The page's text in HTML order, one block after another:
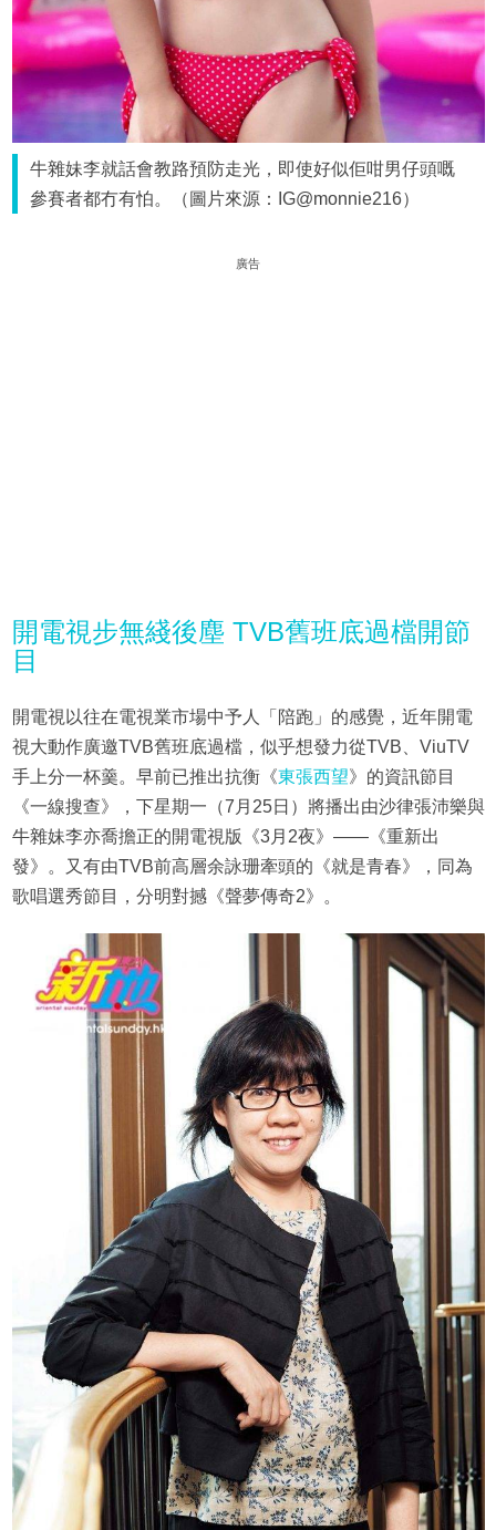
牛雜妹李就話會教路預防走光，即使好似佢咁男仔頭嘅
參賽者都冇有怕。（圖片來源：IG@monnie216）
廣告
開電視步無綫後塵 TVB舊班底過檔開節
目
開電視以往在電視業市場中予人「陪跑」的感覺，近年開電
視大動作廣邀TVB舊班底過檔，似乎想發力從TVB、ViuTV
手上分一杯羹。早前已推出抗衡《東張西望》的資訊節目
《一線搜查》，下星期一（7月25日）將播出由沙律張沛樂與
牛雜妹李亦喬擔正的開電視版《3月2夜》——《重新出
發》。又有由TVB前高層余詠珊牽頭的《就是青春》，同為
歌唱選秀節目，分明對撼《聲夢傳奇2》。